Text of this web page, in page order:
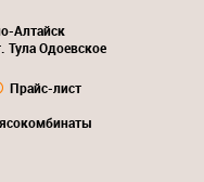
Алтайск
Тула Одоевское
Прайс-лист